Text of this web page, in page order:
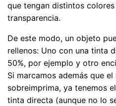
que tengan distintos
transparencia.
De este modo, un objeto
rellenos: Uno con una tinta
50%, por ejemplo y otro
Si marcamos además que
sobreimprima, ya tenemos
tinta directa (aunque no lo